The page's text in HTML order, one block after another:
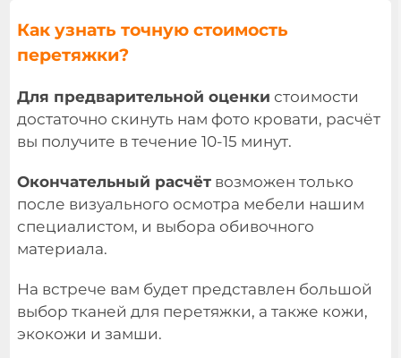
Как узнать точную стоимость
перетяжки?
Для предварительной оценки стоимости
достаточно скинуть нам фото кровати, расчёт
вы получите в течение 10-15 минут.
Окончательный расчётвозможен только
после визуального осмотра мебели нашим
специалистом, и выбора обивочного
материала.
На встрече вам будет представлен большой
выбор тканей для перетяжки, а также кожи,
экокожи и замши.